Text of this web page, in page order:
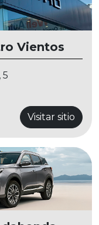
Vientos
5
Visitar sitio